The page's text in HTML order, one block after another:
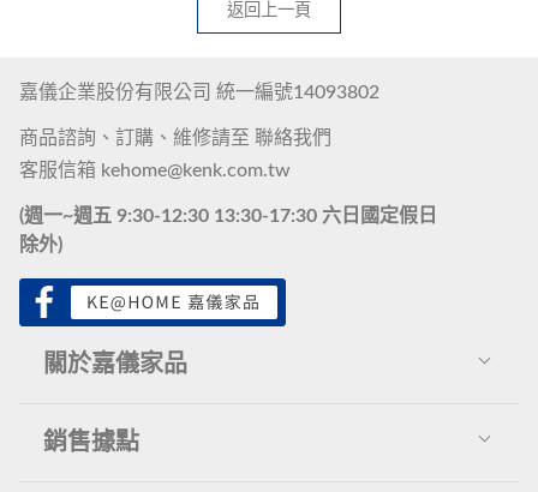
返回上一頁
嘉儀企業股份有限公司 統一編號14093802
商品諮詢、訂購、維修請至 聯絡我們
客服信箱 kehome@kenk.com.tw
(週一~週五 9:30-12:30 13:30-17:30 六日國定假日
除外)
關於嘉儀家品
關於我們
銷售據點